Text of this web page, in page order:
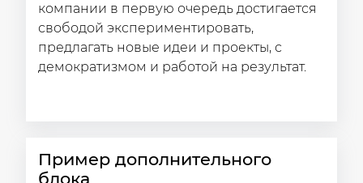
компании в первую очередь достигается
свободой экспериментировать,
предлагать новые идеи и проекты, с
демократизмом и работой на результат.
Пример дополнительного
блока